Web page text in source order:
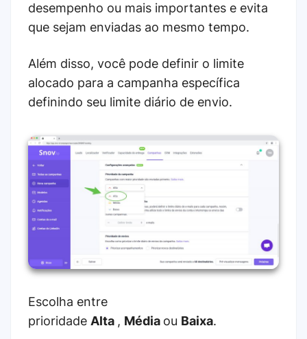
desempenho ou mais importantes e evita
que sejam enviadas ao mesmo tempo.
Além disso, você pode definir o limite
alocado para a campanha específica
definindo seu limite diário de envio.
Escolha entre
prioridade Alta , Média ou Baixa.